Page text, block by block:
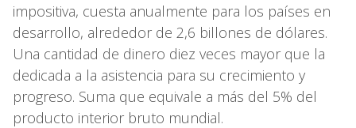
impositiva, cuesta anualmente para los países en
desarrollo, alrededor de 2,6 billones de dólares.
Una cantidad de dinero diez veces mayor que la
dedicada a la asistencia para su crecimiento y
progreso. Suma que equivale a más del 5% del
producto interior bruto mundial.